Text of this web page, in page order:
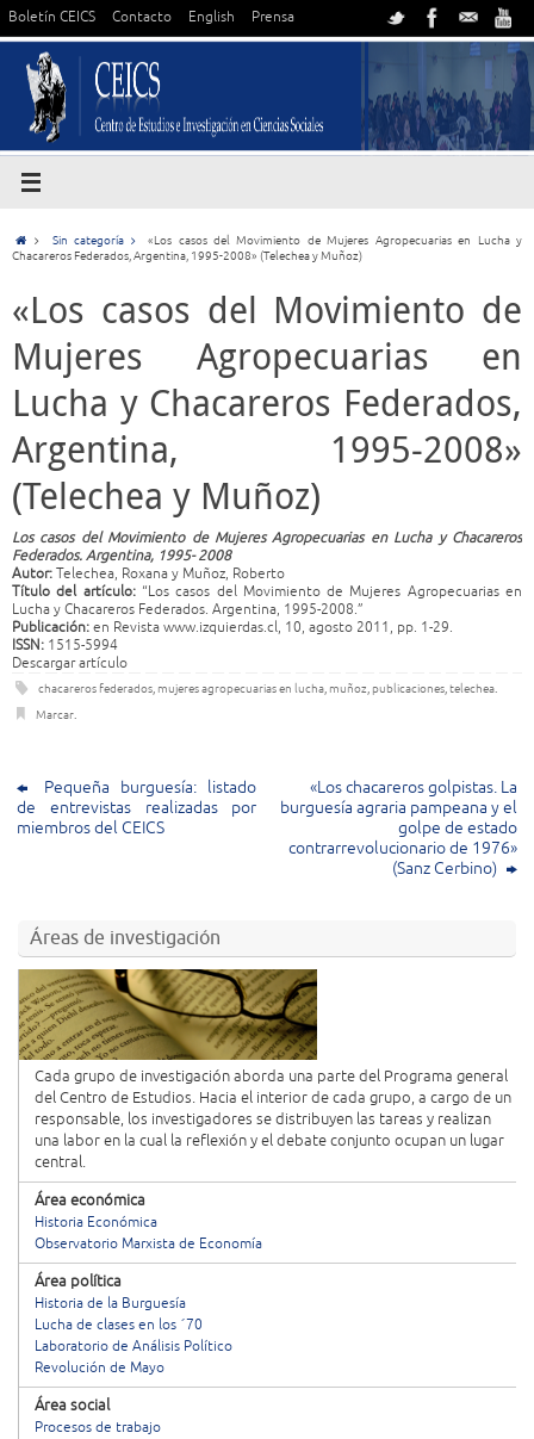
Boletín CEICS Contacto English Prensa
Sin categoría
«Los casos del Movimiento de Mujeres Agropecuarias en Lucha y
Chacareros Federados, Argentina, 1995-2008» (Telechea y Muñoz)
«Los casos del Movimiento de
Mujeres Agropecuarias en
Lucha y Chacareros Federados,
Argentina, 1995-2008»
(Telechea y Muñoz)
Los casos del Movimiento de Mujeres Agropecuarias en Lucha y Chacareros
Federados. Argentina, 1995- 2008
Autor: Telechea, Roxana y Muñoz, Roberto
Título del artículo:“Los casos del Movimiento de Mujeres Agropecuarias en
Lucha y Chacareros Federados. Argentina, 1995-2008.”
Publicación: en Revista www.izquierdas.cl, 10, agosto 2011, pp. 1-29.
ISSN: 1515-5994
Descargar artículo
chacareros federados, mujeres agropecuarias en lucha, muñoz, publicaciones,telechea.
Marcar.
Pequeña burguesía: listado
de entrevistas realizadas por
miembros del CEICS
«Los chacareros golpistas. La
burguesía agraria pampeana y el
golpe de estado
contrarrevolucionario de 1976»
(Sanz Cerbino)
Áreas de investigación
Cada grupo de investigación aborda una parte del Programa general
del Centro de Estudios. Hacia el interior de cada grupo, a cargo de un
responsable, los investigadores se distribuyen las tareas y realizan
una labor en la cual la reflexión y el debate conjunto ocupan un lugar
central.
Área económica
Historia Económica
Observatorio Marxista de Economía
Área política
Historia de la Burguesía
Lucha de clases en los ´70
Laboratorio de Análisis Político
Revolución de Mayo
Área social
Procesos de trabajo